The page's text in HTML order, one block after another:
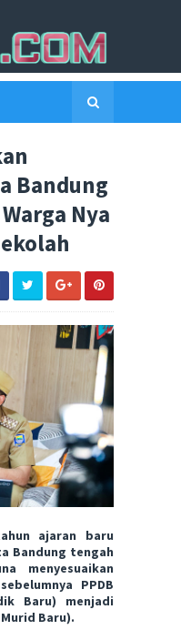
Bandung
Nya
ajaran baru
Bandung tengah
menyesuaikan
PPDB
Baru) menjadi
Baru).